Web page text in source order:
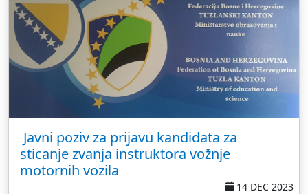
Javni poziv za prijavu kandidata za
sticanje zvanja instruktora vožnje
motornih vozila
14 DEC 2023